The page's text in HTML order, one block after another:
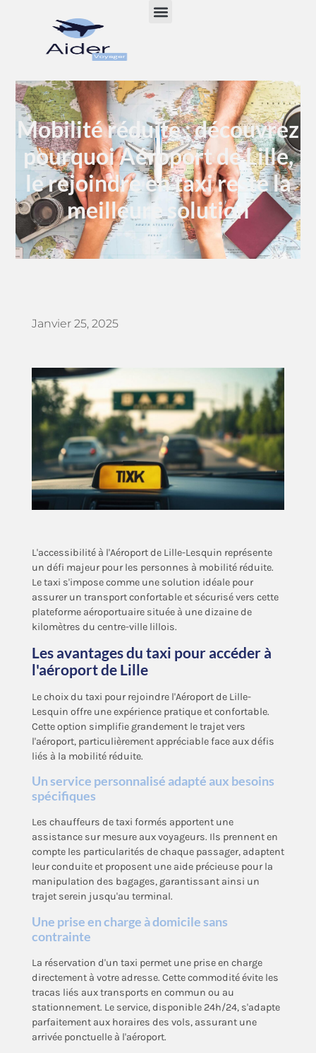
Mobilité réduite : découvrez
pourquoi Aéroport de Lille,
le rejoindre en taxi reste la
meilleure solution
Janvier 25, 2025
L'accessibilité à l'Aéroport de Lille-Lesquin représente
un défi majeur pour les personnes à mobilité réduite.
Le taxi s'impose comme une solution idéale pour
assurer un transport confortable et sécurisé vers cette
plateforme aéroportuaire située à une dizaine de
kilomètres du centre-ville lillois.
Les avantages du taxi pour accéder à
l'aéroport de Lille
Le choix du taxi pour rejoindre l'Aéroport de Lille-
Lesquin offre une expérience pratique et confortable.
Cette option simplifie grandement le trajet vers
l'aéroport, particulièrement appréciable face aux défis
liés à la mobilité réduite.
Un service personnalisé adapté aux besoins
spécifiques
Les chauffeurs de taxi formés apportent une
assistance sur mesure aux voyageurs. Ils prennent en
compte les particularités de chaque passager, adaptent
leur conduite et proposent une aide précieuse pour la
manipulation des bagages, garantissant ainsi un
trajet serein jusqu'au terminal.
Une prise en charge à domicile sans
contrainte
La réservation d'un taxi permet une prise en charge
directement à votre adresse. Cette commodité évite les
tracas liés aux transports en commun ou au
stationnement. Le service, disponible 24h/24, s'adapte
parfaitement aux horaires des vols, assurant une
arrivée ponctuelle à l'aéroport.